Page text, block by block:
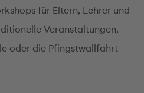
für Eltern, Lehrer und
Veranstaltungen,
oder die Pfingstwallfahrt